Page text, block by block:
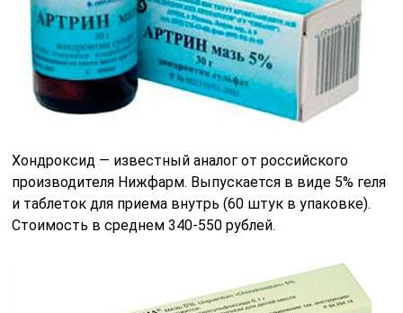
Хондроксид — известный аналог от российского
производителя Нижфарм. Выпускается в виде 5% геля
и таблеток для приема внутрь (60 штук в упаковке).
Стоимость в среднем 340-550 рублей.